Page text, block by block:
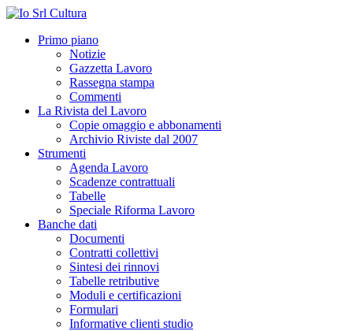
Primo piano
Notizie
Gazzetta Lavoro
Rassegna stampa
Commenti
La Rivista del Lavoro
Copie omaggio e abbonamenti
Archivio Riviste dal 2007
Strumenti
Agenda Lavoro
Scadenze contrattuali
Tabelle
Speciale Riforma Lavoro
Banche dati
Documenti
Contratti collettivi
Sintesi dei rinnovi
Tabelle retributive
Moduli e certificazioni
Formulari
Informative clienti studio